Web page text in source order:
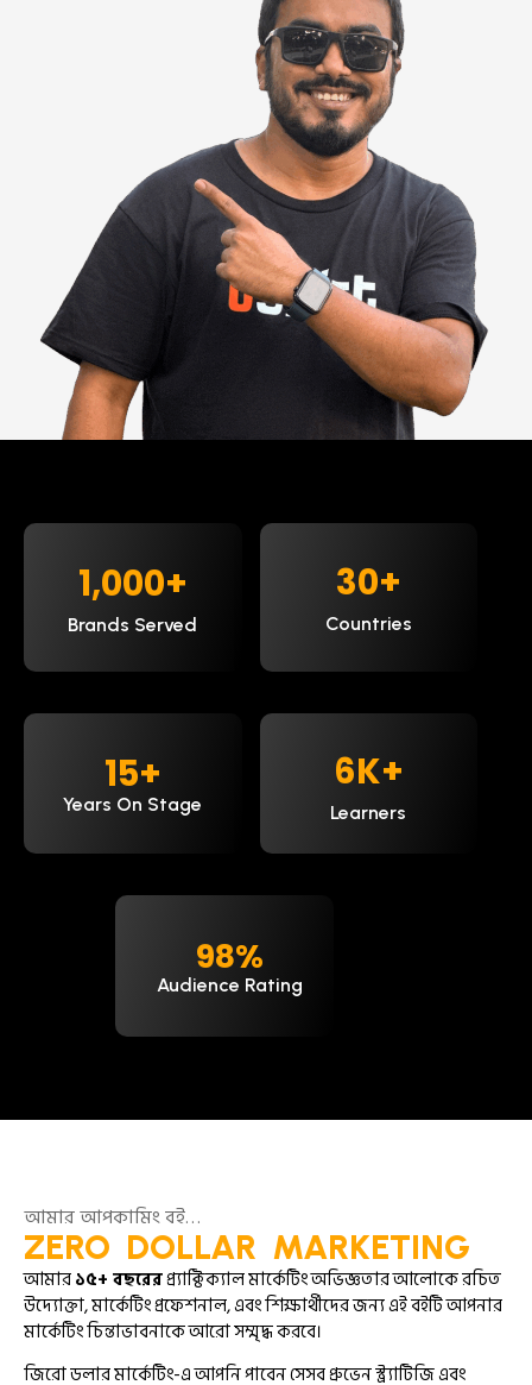
Brands Served
1,000+
Countries
30+
Years On Stage
15+
Learners
9K+
Audience Rating
98%
আমার আপকামিং বই…
ZERO DOLLAR MARKETING
আমার১৫+ বছরেরপ্র্যাক্টিক্যাল মার্কেটিং অভিজ্ঞতার আলোকে রচিত
উদ্যোক্তা, মার্কেটিং প্রফেশনাল, এবং শিক্ষার্থীদের জন্য এই বইটি আপনার
মার্কেটিং চিন্তাভাবনাকে আরো সম্মৃদ্ধ করবে।
জিরো ডলার মার্কেটিং-এ আপনি পাবেন সেসব প্রুভেন স্ট্র্যাটিজি এবং